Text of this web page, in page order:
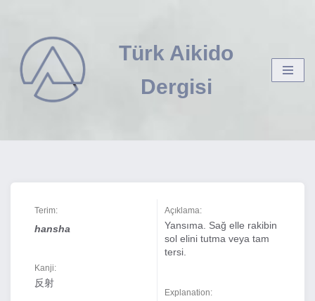
İçeriğe
geç
Türk Aikido
Dergisi
Terim:
hansha
Kanji:
反射
Açıklama:
Yansıma. Sağ elle rakibin
sol elini tutma veya tam
tersi.
Explanation: